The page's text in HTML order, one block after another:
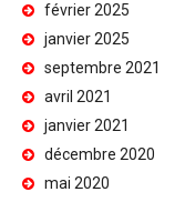
février 2025
janvier 2025
septembre 2021
avril 2021
janvier 2021
décembre 2020
mai 2020